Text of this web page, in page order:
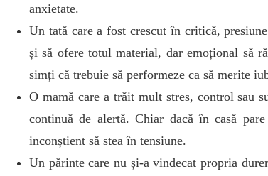
anxietate.
Un tată care a fost crescut în critică,
și să ofere totul material, dar emoțional să
simți că trebuie să performeze ca să merite
O mamă care a trăit mult stres, control sau
continuă de alertă. Chiar dacă în casă
inconștient să stea în tensiune.
Un părinte care nu și-a vindecat propria